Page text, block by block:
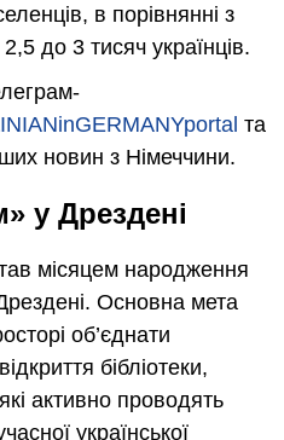
в порівнянні з
до 3 тисяч українців.
та
новин з Німеччини.
у Дрездені
місяцем народження
Основна мета
об’єднати
бібліотеки,
активно проводять
української